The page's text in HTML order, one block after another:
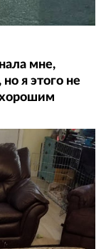
мне,
я этого не